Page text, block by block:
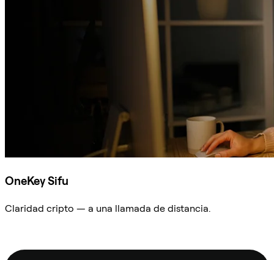
OneKey Sifu
Claridad cripto — a una llamada de distancia.